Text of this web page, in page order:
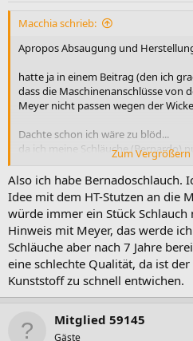
Macchia schrieb:
Apropos Absaugung und
hatte ja in einem Beitrag (den ich
dass die Maschinenanschlüsse von
Meyer nicht passen wegen der
Dachte schon ich wäre zu blöd...
da ich meine Schläuche (Bernardo)
Jahren da alle komplett hinüber
siehe da, mit den neuen
Wickelrichtung passen die jetzt und
sehr zufrieden damit.
1000mal besser als mit HT -Stutzen
Wickelrichtung
links Maschinen Meyer (rechtsrum)
Anhang anzeigen 107303
Zum Vergrößern
Also ich habe Bernadoschlauch.
Idee mit dem HT-Stutzen an die
würde immer ein Stück
Hinweis mit Meyer, das werde
Schläuche aber nach 7 Jahre
eine schlechte Qualität, da ist
Kunststoff zu schnell entwichen.
Mitglied 59145
Gäste